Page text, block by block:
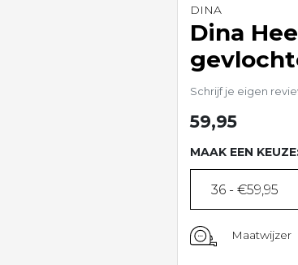
DINA
Dina
Schrijf je eigen
59,95
MAAK EEN
36 - €59,95
Maatwijzer